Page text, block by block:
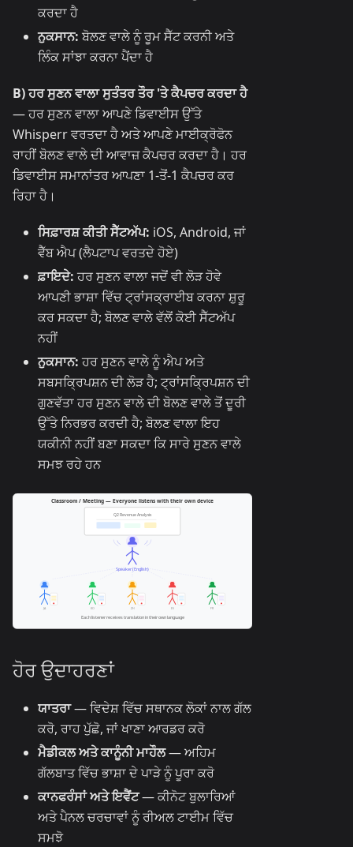
ਕਰਦਾ ਹੈ
ਨੁਕਸਾਨ: ਬੋਲਣ ਵਾਲੇ ਨੂੰ ਰੂਮ ਸੈੱਟ ਕਰਨੀ ਅਤੇ
ਲਿੰਕ ਸਾਂਝਾ ਕਰਨਾ ਪੈਂਦਾ ਹੈ
B) ਹਰ ਸੁਣਨ ਵਾਲਾ ਸੁਤੰਤਰ ਤੌਰ 'ਤੇ ਕੈਪਚਰ ਕਰਦਾ ਹੈ
— ਹਰ ਸੁਣਨ ਵਾਲਾ ਆਪਣੇ ਡਿਵਾਈਸ ਉੱਤੇ
Whisperr ਵਰਤਦਾ ਹੈ ਅਤੇ ਆਪਣੇ ਮਾਈਕ੍ਰੋਫੋਨ
ਰਾਹੀਂ ਬੋਲਣ ਵਾਲੇ ਦੀ ਆਵਾਜ਼ ਕੈਪਚਰ ਕਰਦਾ ਹੈ। ਹਰ
ਡਿਵਾਈਸ ਸਮਾਨਾਂਤਰ ਆਪਣਾ 1-ਤੋਂ-1 ਕੈਪਚਰ ਕਰ
ਰਿਹਾ ਹੈ।
ਸਿਫ਼ਾਰਸ਼ ਕੀਤੀ ਸੈੱਟਅੱਪ: iOS, Android, ਜਾਂ
ਵੈੱਬ ਐਪ (ਲੈਪਟਾਪ ਵਰਤਦੇ ਹੋਏ)
ਫ਼ਾਇਦੇ:ਹਰ ਸੁਣਨ ਵਾਲਾ ਜਦੋਂ ਵੀ ਲੋੜ ਹੋਵੇ
ਆਪਣੀ ਭਾਸ਼ਾ ਵਿੱਚ ਟ੍ਰਾਂਸਕ੍ਰਾਈਬ ਕਰਨਾ ਸ਼ੁਰੂ
ਕਰ ਸਕਦਾ ਹੈ; ਬੋਲਣ ਵਾਲੇ ਵੱਲੋਂ ਕੋਈ ਸੈੱਟਅੱਪ
ਨਹੀਂ
ਨੁਕਸਾਨ:ਹਰ ਸੁਣਨ ਵਾਲੇ ਨੂੰ ਐਪ ਅਤੇ
ਸਬਸਕ੍ਰਿਪਸ਼ਨ ਦੀ ਲੋੜ ਹੈ; ਟ੍ਰਾਂਸਕ੍ਰਿਪਸ਼ਨ ਦੀ
ਗੁਣਵੱਤਾ ਹਰ ਸੁਣਨ ਵਾਲੇ ਦੀ ਬੋਲਣ ਵਾਲੇ ਤੋਂ ਦੂਰੀ
ਉੱਤੇ ਨਿਰਭਰ ਕਰਦੀ ਹੈ; ਬੋਲਣ ਵਾਲਾ ਇਹ
ਯਕੀਨੀ ਨਹੀਂ ਬਣਾ ਸਕਦਾ ਕਿ ਸਾਰੇ ਸੁਣਨ ਵਾਲੇ
ਸਮਝ ਰਹੇ ਹਨ
ਹੋਰ ਉਦਾਹਰਣਾਂ
ਯਾਤਰਾ— ਵਿਦੇਸ਼ ਵਿੱਚ ਸਥਾਨਕ ਲੋਕਾਂ ਨਾਲ ਗੱਲ
ਕਰੋ, ਰਾਹ ਪੁੱਛੋ, ਜਾਂ ਖਾਣਾ ਆਰਡਰ ਕਰੋ
ਮੈਡੀਕਲ ਅਤੇ ਕਾਨੂੰਨੀ ਮਾਹੌਲ— ਅਹਿਮ
ਗੱਲਬਾਤ ਵਿੱਚ ਭਾਸ਼ਾ ਦੇ ਪਾੜੇ ਨੂੰ ਪੂਰਾ ਕਰੋ
ਕਾਨਫਰੰਸਾਂ ਅਤੇ ਇਵੈਂਟ— ਕੀਨੋਟ ਬੁਲਾਰਿਆਂ
ਅਤੇ ਪੈਨਲ ਚਰਚਾਵਾਂ ਨੂੰ ਰੀਅਲ ਟਾਈਮ ਵਿੱਚ
ਸਮਝੋ